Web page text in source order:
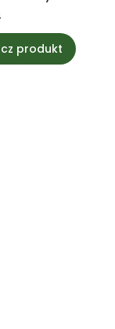
produkt